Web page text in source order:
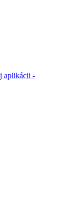
aplikácii -